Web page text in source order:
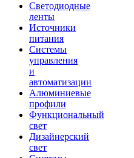
Светодиодные
ленты
Источники
питания
Системы
управления
и
автоматизации
Алюминиевые
профили
Функциональный
свет
Дизайнерский
свет